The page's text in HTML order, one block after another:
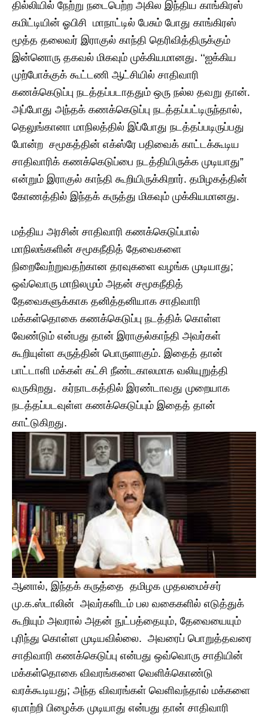
தில்லியில் நேற்று நடைபெற்ற அகில இந்திய காங்கிரஸ்
கமிட்டியின் ஓபிசி மாநாட்டில் பேசும் போது காங்கிரஸ்
மூத்த தலைவர் இராகுல் காந்தி தெரிவித்திருக்கும்
இன்னொரு தகவல் மிகவும் முக்கியமானது. ‘‘ஐக்கிய
முற்போக்குக் கூட்டணி ஆட்சியில் சாதிவாரி
கணக்கெடுப்பு நடத்தப்படாததும் ஒரு நல்ல தவறு தான்.
அப்போது அந்தக் கணக்கெடுப்பு நடத்தப்பட்டிருந்தால்,
தெலுங்கானா மாநிலத்தில் இப்போது நடத்தப்படிருப்பது
போன்ற சமூகத்தின் எக்ஸ்ரே பதிவைக் காட்டக்கூடிய
சாதிவாரிக் கணக்கெடுப்பை நடத்தியிருக்க முடியாது”
என்றும் இராகுல் காந்தி கூறியிருக்கிறார். தமிழகத்தின்
கோணத்தில் இந்தக் கருத்து மிகவும் முக்கியமானது.
மத்திய அரசின் சாதிவாரி கணக்கெடுப்பால்
மாநிலங்களின் சமூகநீதித் தேவைகளை
நிறைவேற்றுவதற்கான தரவுகளை வழங்க முடியாது;
ஒவ்வொரு மாநிலமும் அதன் சமூகநீதித்
தேவைகளுக்காக தனித்தனியாக சாதிவாரி
மக்கள்தொகை கணக்கெடுப்பு நடத்திக் கொள்ள
வேண்டும் என்பது தான் இராகுல்காந்தி அவர்கள்
கூறியுள்ள கருத்தின் பொருளாகும். இதைத் தான்
பாட்டாளி மக்கள் கட்சி நீண்டகாலமாக வலியுறுத்தி
வருகிறது. கர்நாடகத்தில் இரண்டாவது முறையாக
நடத்தப்படவுள்ள கணக்கெடுப்பும் இதைத் தான்
காட்டுகிறது.
ஆனால், இந்தக் கருத்தை தமிழக முதலமைச்சர்
மு.க.ஸ்டாலின் அவர்களிடம் பல வகைகளில் எடுத்துக்
கூறியும் அவரால் அதன் நுட்பத்தையும், தேவையையும்
புரிந்து கொள்ள முடியவில்லை. அவரைப் பொறுத்தவரை
சாதிவாரி கணக்கெடுப்பு என்பது ஒவ்வொரு சாதியின்
மக்கள்தொகை விவரங்களை வெளிக்கொண்டு
வரக்கூடியது; அந்த விவரங்கள் வெளிவந்தால் மக்களை
ஏமாற்றி பிழைக்க முடியாது என்பது தான் சாதிவாரி